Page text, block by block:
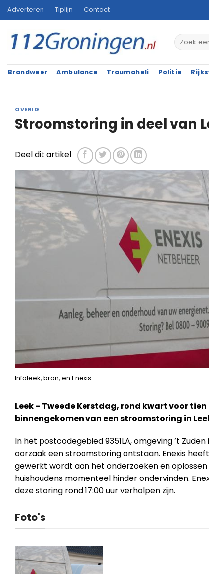
Ga
naar
inhoud
Adverteren Tiplijn Contact
Brandweer Ambulance Traumaheli Politie
OVERIG
Stroomstoring in deel van
Deel dit artikel
Infoleek, bron, en Enexis
Leek – Tweede Kerstdag, rond kwart voor tien
binnengekomen van een stroomstoring in
In het postcodegebied 9351LA, omgeving ’t
oorzaak een stroomstoring ontstaan. Enexis
gewerkt wordt aan het onderzoeken en
huishoudens momenteel hinder ondervinden.
deze storing rond 17:00 uur verholpen zijn.
Foto's